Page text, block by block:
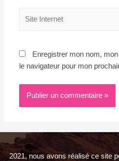
Enregistrer mon nom,
le navigateur pour mon
2021, nous avons réalisé ce site